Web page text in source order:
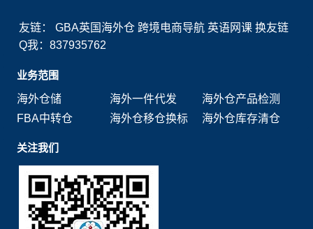
友链：GBA英国海外仓 跨境电商导航 英语网课 换友链
Q我：837935762
业务范围
海外仓储
海外一件代发
海外仓产品检测
FBA中转仓
海外仓移仓换标 海外仓库存清仓
关注我们